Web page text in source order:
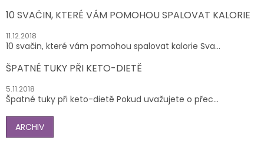
10 SVAČIN, KTERÉ VÁM POMOHOU SPALOVAT KALORIE
11.12.2018
10 svačin, které vám pomohou spalovat kalorie Sva...
ŠPATNÉ TUKY PŘI KETO-DIETĚ
5.11.2018
Špatné tuky při keto-dietě Pokud uvažujete o přec...
ARCHIV